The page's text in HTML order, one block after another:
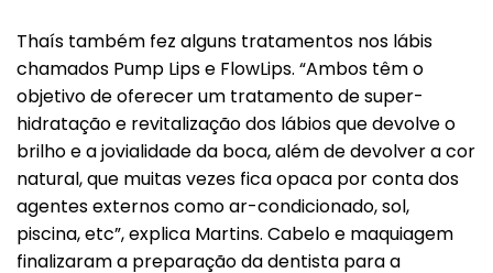
Thaís também fez alguns tratamentos nos lábis
chamados Pump Lips e FlowLips. “Ambos têm o
objetivo de oferecer um tratamento de super-
hidratação e revitalização dos lábios que devolve o
brilho e a jovialidade da boca, além de devolver a cor
natural, que muitas vezes fica opaca por conta dos
agentes externos como ar-condicionado, sol,
piscina, etc”, explica Martins. Cabelo e maquiagem
finalizaram a preparação da dentista para a